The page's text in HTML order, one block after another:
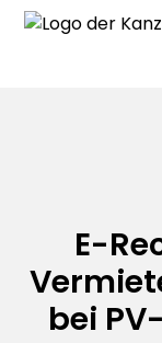
E-
bei